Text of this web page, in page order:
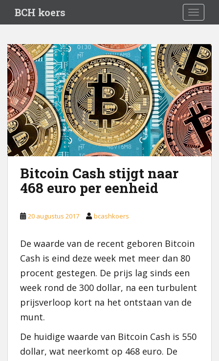
i
BCH koers
Bitcoin Cash stijgt naar
468 euro per eenheid
20 augustus 2017 bcashkoers
De waarde van de recent geboren Bitcoin
Cash is eind deze week met meer dan 80
procent gestegen. De prijs lag sinds een
week rond de 300 dollar, na een turbulent
prijsverloop kort na het ontstaan van de
munt.
De huidige waarde van Bitcoin Cash is 550
dollar, wat neerkomt op 468 euro. De